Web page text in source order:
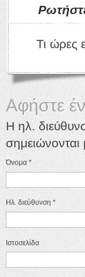
Τι ώρες
Αφήστε
Η ηλ.
σημειώνονται
Όνομα *
Ηλ. διεύθυνση *
Ιστοσελίδα